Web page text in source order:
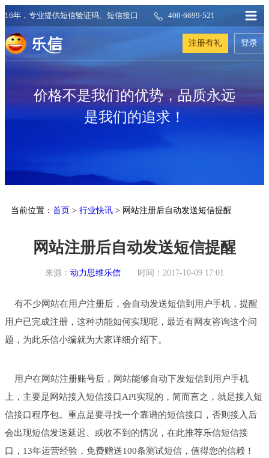
16年，专业提供短信验证码、短信接口 400-6699-521
注册有礼 登录
价格不是我们的优势，品质永远
是我们的追求！
当前位置： 首页 > 行业快讯 > 网站注册后自动发送短信提醒
网站注册后自动发送短信提醒
来源： 动力思维乐信 时间：2017-10-09 17:01
有不少网站在用户注册后，会自动发送短信到用户手机，提醒
用户已完成注册，这种功能如何实现呢，最近有网友咨询这个问
题，为此乐信小编就为大家详细介绍下。
用户在网站注册账号后，网站能够自动下发短信到用户手机
上，主要是网站接入短信接口API实现的，简而言之，就是接入短
信接口程序包。重点是要寻找一个靠谱的短信接口，否则接入后
会出现短信发送延迟、或收不到的情况，在此推荐乐信短信接
口，13年运营经验，免费赠送100条测试短信，值得您的信赖！